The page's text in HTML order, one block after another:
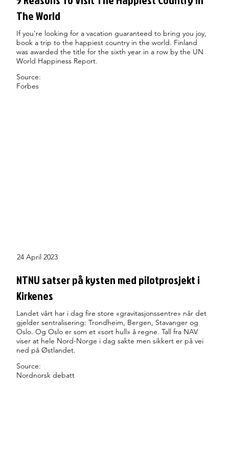
The World
If you're looking for a vacation guaranteed to bring you joy,
book a trip to the happiest country in the world. Finland
was awarded the title for the sixth year in a row by the UN
World Happiness Report.
Forbes
Source:
24 April 2023
NTNU satser på kysten med pilotprosjekt i
Kirkenes
Landet vårt har i dag fire store «gravitasjonssentre» når det
gjelder sentralisering: Trondheim, Bergen, Stavanger og
Oslo. Og Oslo er som et «sort hull» å regne. Tall fra NAV
viser at hele Nord-Norge i dag sakte men sikkert er på vei
ned på Østlandet.
Nordnorsk debatt
Source: